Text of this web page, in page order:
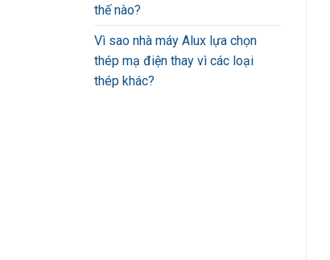
thế nào?
Vì sao nhà máy Alux lựa chọn
thép mạ điện thay vì các loại
thép khác?